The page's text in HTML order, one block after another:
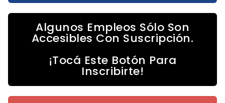
Algunos Empleos Sólo Son
Accesibles Con Suscripción.
¡Tocá Este Botón Para
Inscribirte!